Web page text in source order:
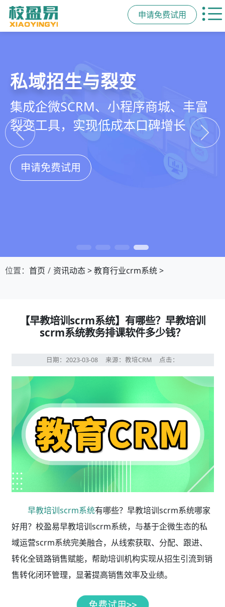
申请免费试用
教培行业CRM
以学员为中心，打通从引流、转化、
教学到复购转介绍的全生命周期增长
引擎
申请免费试用
智能销售漏斗
线索自动分配、标准化跟单、试听转
化分析，打造高绩效招生团队
申请免费试用
精细化客户运营
360°学员画像、自动化服务流程、智
能续费预警，深度挖掘学员长期价值
申请免费试用
私域招生与裂变
集成企微SCRM、小程序商城、丰富
裂变工具，实现低成本口碑增长
申请免费试用
位置： 首页 资讯动态>教育行业crm系统>
【早教培训scrm系统】有哪些？早教培训
scrm系统教务排课软件多少钱？
日期：2023-03-08 来源：教培CRM 点击：
早教培训scrm系统有哪些？早教培训scrm系统哪家
好用？校盈易早教培训scrm系统，与基于企微生态的私
域运营scrm系统完美融合，从线索获取、分配、跟进、
转化全链路销售赋能，帮助培训机构实现从招生引流到销
售转化闭环管理，显著提高销售效率及业绩。